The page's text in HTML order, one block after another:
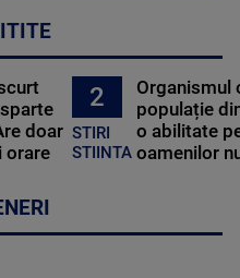
doar
orare
2
STIRI
STIINTA
Organismul
populație
o abilitate
oamenilor